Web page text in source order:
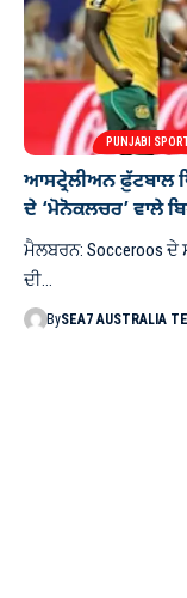
PUNJABI
ਆਸਟ੍ਰੇਲੀਅਨ ਫ਼ੁੱਟਬਾਲ
ਦੇ ‘ਮੋਨੋਕਲਚਰ’ ਵਾਲੇ
ਮੈਲਬਰਨ: Socceroos ਦੇ
ਦੀ…
BySEA7 AUSTRALIA